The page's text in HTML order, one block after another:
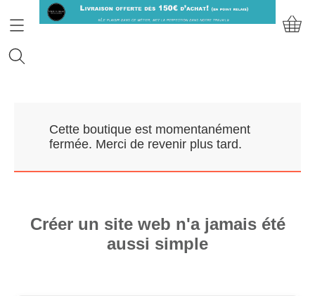
Prendre RDV
Nos Marques
Contact
Cette boutique est momentanément
fermée. Merci de revenir plus tard.
Créer un site web n'a jamais été
aussi simple